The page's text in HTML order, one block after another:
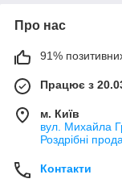
Про нас
91% позитивних
Працює з
м. Київ
вул. Михайла
Роздрібні
Контакти